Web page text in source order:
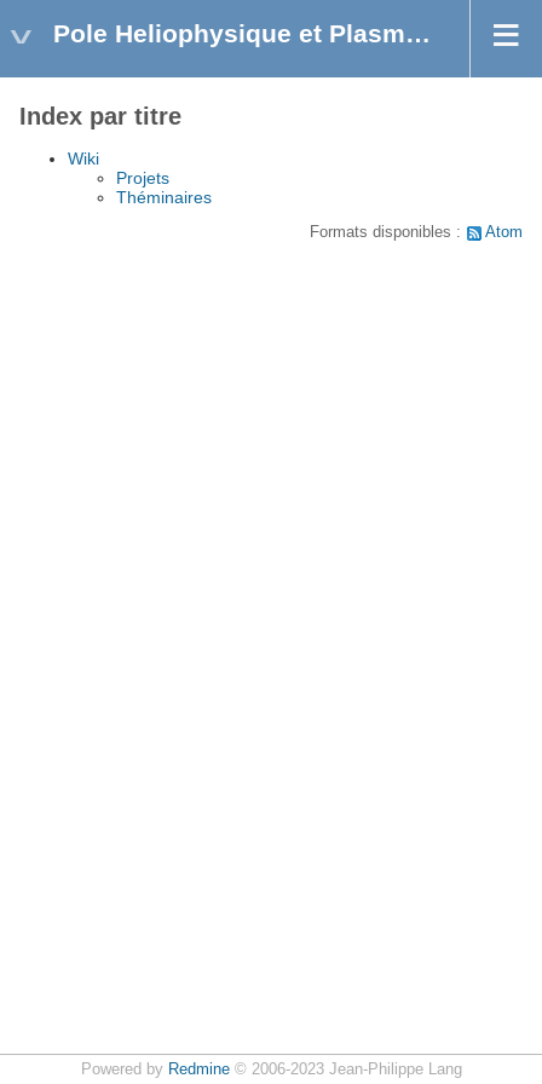
Pole Heliophysique et Plasmas Astrophysiques
Index par titre
Wiki
Projets
Théminaires
Formats disponibles : Atom
Powered by Redmine© 2006-2023 Jean-Philippe Lang